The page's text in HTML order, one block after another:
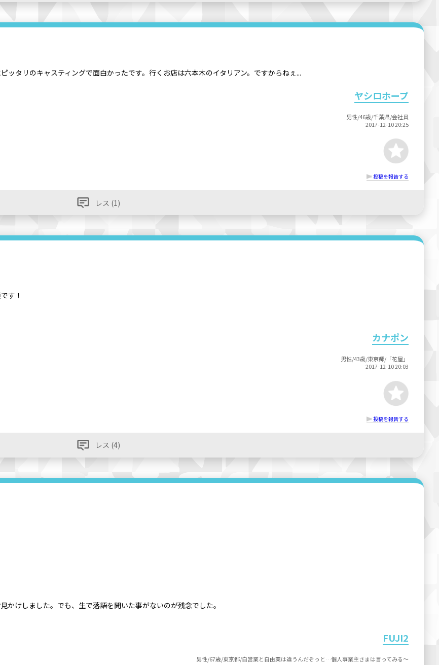
タリのキャスティングで面白かったです。行くお店は六本木のイタリアン。ですからねぇ...
ヤシロホープ
男性/46歳/千葉県/会社員
2017-12-10 20:25
投稿を報告する
レス (1)
す！
カナポン
男性/43歳/東京都/「花屋」
2017-12-10 20:03
投稿を報告する
レス (4)
けしました。でも、生で落語を聞いた事がないのが残念でした。
FUJI2
男性/67歳/東京都/自営業と自由業は違うんだぞっと…個人事業主さまは言ってみる～